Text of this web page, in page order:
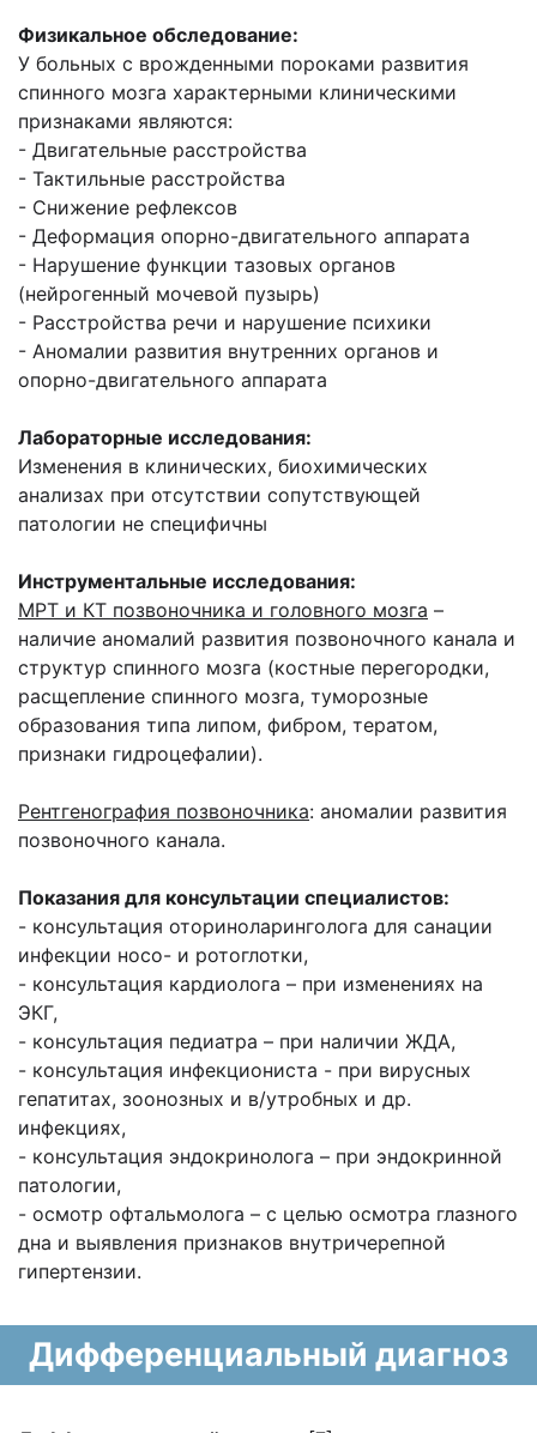
Физикальное обследование:
У больных с врожденными пороками развития
спинного мозга характерными клиническими
признаками являются:
- Двигательные расстройства
- Тактильные расстройства
- Снижение рефлексов
- Деформация опорно-двигательного аппарата
- Нарушение функции тазовых органов
(нейрогенный мочевой пузырь)
- Расстройства речи и нарушение психики
- Аномалии развития внутренних органов и
опорно-двигательного аппарата
Лабораторные исследования:
Изменения в клинических, биохимических
анализах при отсутствии сопутствующей
патологии не специфичны
Инструментальные исследования:
МРТ и КТ позвоночника и головного мозга –
наличие аномалий развития позвоночного канала и
структур спинного мозга (костные перегородки,
расщепление спинного мозга, туморозные
образования типа липом, фибром, тератом,
признаки гидроцефалии).
Рентгенография позвоночника: аномалии развития
позвоночного канала.
Показания для консультации специалистов:
- консультация оториноларинголога для санации
инфекции носо- и ротоглотки,
- консультация кардиолога – при изменениях на
ЭКГ,
- консультация педиатра – при наличии ЖДА,
- консультация инфекциониста - при вирусных
гепатитах, зоонозных и в/утробных и др.
инфекциях,
- консультация эндокринолога – при эндокринной
патологии,
- осмотр офтальмолога – с целью осмотра глазного
дна и выявления признаков внутричерепной
гипертензии.
Дифференциальный диагноз